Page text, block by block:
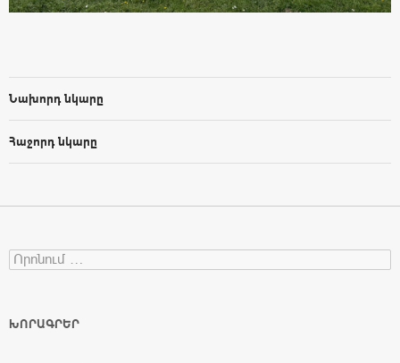
Նախորդ նկարը
Հաջորդ նկարը
Search for:
ԽՈՐԱԳՐԵՐ